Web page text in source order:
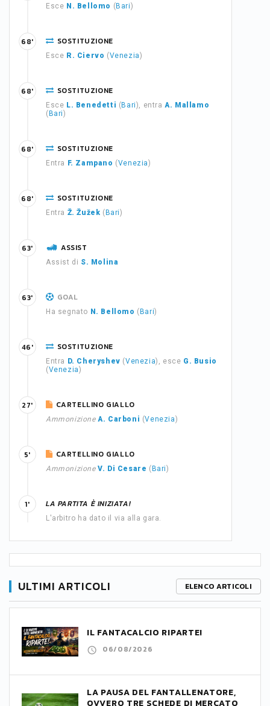
Esce N. Bellomo ( Bari)
SOSTITUZIONE
Esce R. Ciervo (Venezia)
68'
SOSTITUZIONE
Esce L. Benedetti ( Bari), entraA. Mallamo
( Bari)
68'
SOSTITUZIONE
Entra F. Zampano (Venezia)
68'
SOSTITUZIONE
Entra Ž. Žužek ( Bari)
68'
ASSIST
Assist di S. Molina
63'
GOAL
Ha segnato N. Bellomo ( Bari)
63'
SOSTITUZIONE
Entra D. Cheryshev (Venezia), esce G. Busio
(Venezia)
46'
CARTELLINO GIALLO
Ammonizione A. Carboni (Venezia)
27'
CARTELLINO GIALLO
Ammonizione V. Di Cesare ( Bari)
5'
LA PARTITA È INIZIATA!
L'arbitro ha dato il via alla gara.
1'
ULTIMI ARTICOLI ELENCO ARTICOLI
IL FANTACALCIO RIPARTE!
06/08/2026
LA PAUSA DEL FANTALLENATORE,
OVVERO TRE SCHEDE DI MERCATO